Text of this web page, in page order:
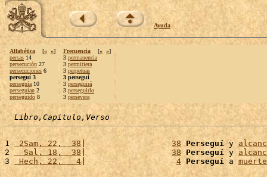
Ayuda
Alfabética [« »]
persas 14
persecución 27
persecuciones 6
perseguí 3
perseguía 10
perseguían 2
perseguido 8
Frecuencia [« »]
3 permanencia
3 permitiera
3 perpetuas
3 perseguí
3 perseguirá
3 perseguirlo
3 persevera
Libro,Capítulo,Verso
1 2Sam, 22,  38 | 38 Perseguí y
2
  Sal, 18,  38
| 38 Perseguí y
3
Hech, 22,   4| 4 Perseguí a muerte